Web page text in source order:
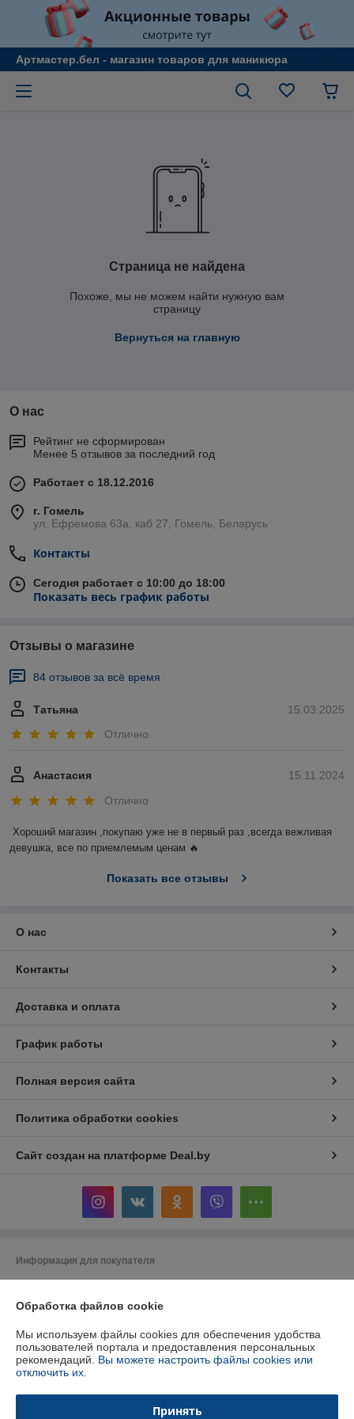
Артмастер.бел - магазин товаров для маникюра
Страница не найдена
Похоже, мы не можем найти нужную вам
страницу
Вернуться на главную
О нас
Рейтинг не сформирован
Менее 5 отзывов за последний год
Работает с 18.12.2016
г. Гомель
ул. Ефремова 63а, каб 27, Гомель, Беларусь
Контакты
Сегодня работает с 10:00 до 18:00
Показать весь график работы
Отзывы о магазине
84 отзывов за всё время
15.03.2025
Татьяна
Отлично
15.11.2024
Анастасия
Отлично
Хороший магазин ,покупаю уже не в первый раз ,всегда вежливая
девушка, все по приемлемым ценам 🔥
Показать все отзывы
О нас
Контакты
Доставка и оплата
График работы
Полная версия сайта
Политика обработки cookies
Сайт создан на платформе Deal.by
Информация для покупателя
УНП: 491594082
Регистрационный орган: Администрация Железнодорожного района г.
Дата регистрации компании: 22.12.2022
Обработка файлов cookie
Мы используем файлы cookies для обеспечения удобства
пользователей портала и предоставления персональных
рекомендаций. Вы можете настроить файлы cookies или
отключить их.
Принять